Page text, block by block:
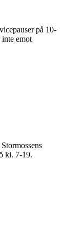
på 10-
inte emot
kl. 7-19.